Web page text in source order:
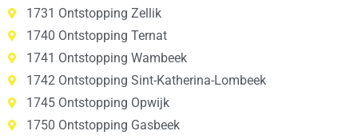
1731 Ontstopping Zellik
1740 Ontstopping Ternat
1741 Ontstopping Wambeek
1742 Ontstopping Sint-Katherina-Lombeek
1745 Ontstopping Opwijk
1750 Ontstopping Gasbeek